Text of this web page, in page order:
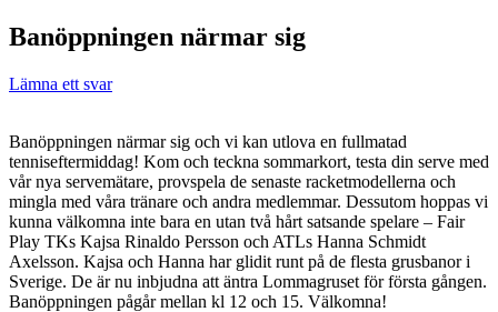
Banöppningen närmar sig
Lämna ett svar
Banöppningen närmar sig och vi kan utlova en fullmatad
tenniseftermiddag! Kom och teckna sommarkort, testa din serve med
vår nya servemätare, provspela de senaste racketmodellerna och
mingla med våra tränare och andra medlemmar. Dessutom hoppas vi
kunna välkomna inte bara en utan två hårt satsande spelare – Fair
Play TKs Kajsa Rinaldo Persson och ATLs Hanna Schmidt
Axelsson. Kajsa och Hanna har glidit runt på de flesta grusbanor i
Sverige. De är nu inbjudna att äntra Lommagruset för första gången.
Banöppningen pågår mellan kl 12 och 15. Välkomna!